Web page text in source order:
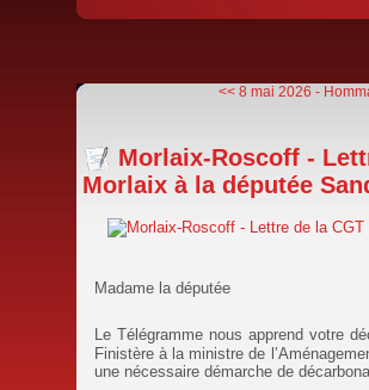
<< 8 mai 2026 -
Morlaix-Roscoff -
Morlaix à la députée
Madame la députée
Le Télégramme nous apprend votre
Finistère à la ministre de
une nécessaire démarche de